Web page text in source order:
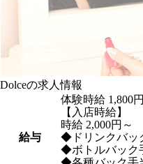
Dolceの求人情報
給与
体験時給 1,800円
【入店時給】
時給 2,000円～
◆ドリンクバッ
◆ボトルバック